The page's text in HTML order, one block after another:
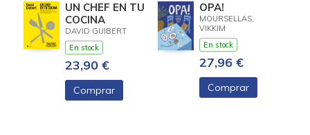
UN CHEF EN TU
COCINA
DAVID GUIBERT
En stock
23,90 €
Comprar
OPA!
MOURSELLAS,
VIKKIM
En stock
27,96 €
Comprar